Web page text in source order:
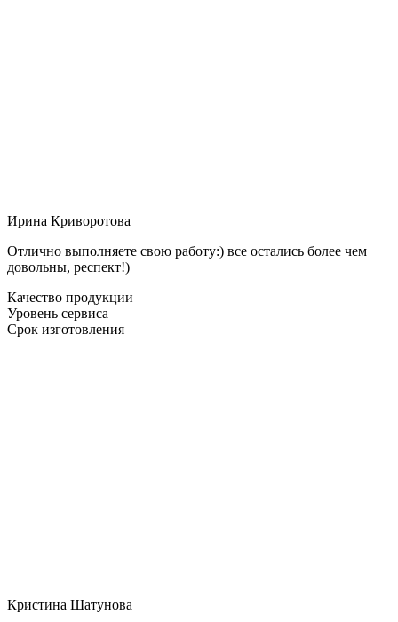
Ирина Криворотова
Отлично выполняете свою работу:) все остались более чем
довольны, респект!)
Качество продукции
Уровень сервиса
Срок изготовления
Кристина Шатунова